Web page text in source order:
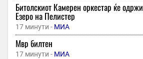
Битолскиот Камерен оркестар ќе
Езеро на Пелистер
17 минути - МИА
Мвр билтен
17 минути - МИА